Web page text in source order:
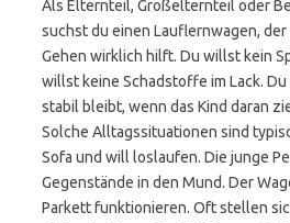
Als Elternteil, Großelternteil oder
suchst du einen Lauflernwagen, der
Gehen wirklich hilft. Du willst kein
willst keine Schadstoffe im Lack.
stabil bleibt, wenn das Kind daran
Solche Alltagssituationen sind
Sofa und will loslaufen. Die junge
Gegenstände in den Mund. Der
Parkett funktionieren. Oft stellen